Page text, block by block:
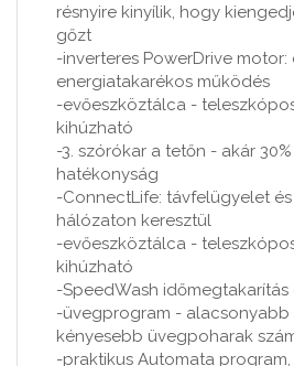
résnyire kinyílik, hogy
gőzt
-inverteres PowerDrive motor:
energiatakarékos működés
-evőeszköztálca -
kihúzható
-3. szórókar a tetőn - akár
hatékonyság
-ConnectLife: távfelügyelet és
hálózaton keresztül
-evőeszköztálca -
kihúzható
-SpeedWash
-üvegprogram - alacsonyabb
kényesebb üvegpoharak
-praktikus Automata